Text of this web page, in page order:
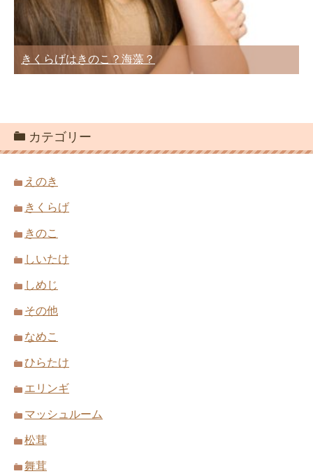
きくらげはきのこ？海藻？
カテゴリー
えのき
きくらげ
きのこ
しいたけ
しめじ
その他
なめこ
ひらたけ
エリンギ
マッシュルーム
松茸
舞茸